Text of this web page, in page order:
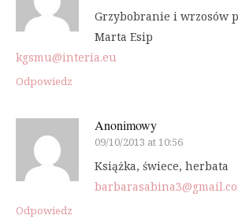
Grzybobranie i wrzosów
Marta Esip
kgsmu@interia.eu
Odpowiedz
Anonimowy
09/10/2013 at 10:56
Książka, świece, herbata
Odpowiedz